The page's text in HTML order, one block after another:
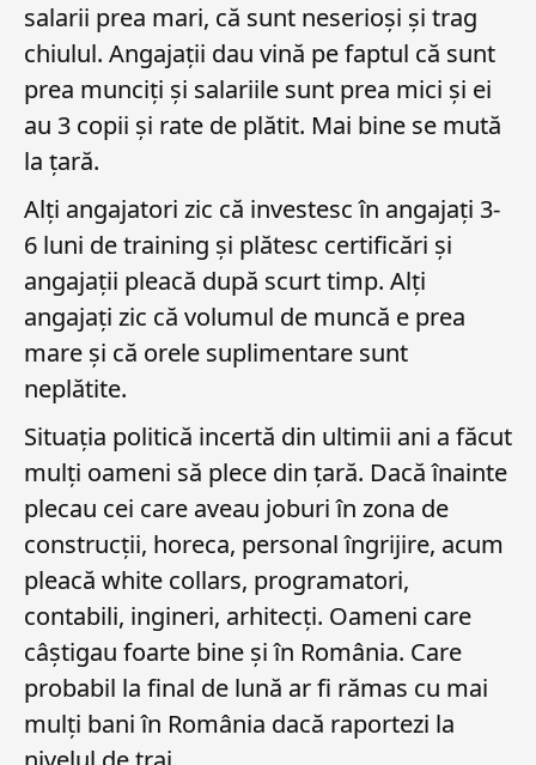
salarii prea mari, că sunt neserioși și trag
chiulul. Angajații dau vină pe faptul că sunt
prea munciți și salariile sunt prea mici și ei
au 3 copii și rate de plătit. Mai bine se mută
la țară.
Alți angajatori zic că investesc în angajați 3-
6 luni de training și plătesc certificări și
angajații pleacă după scurt timp. Alți
angajați zic că volumul de muncă e prea
mare și că orele suplimentare sunt
neplătite.
Situația politică incertă din ultimii ani a făcut
mulți oameni să plece din țară. Dacă înainte
plecau cei care aveau joburi în zona de
construcții, horeca, personal îngrijire, acum
pleacă white collars, programatori,
contabili, ingineri, arhitecți. Oameni care
câștigau foarte bine și în România. Care
probabil la final de lună ar fi rămas cu mai
mulți bani în România dacă raportezi la